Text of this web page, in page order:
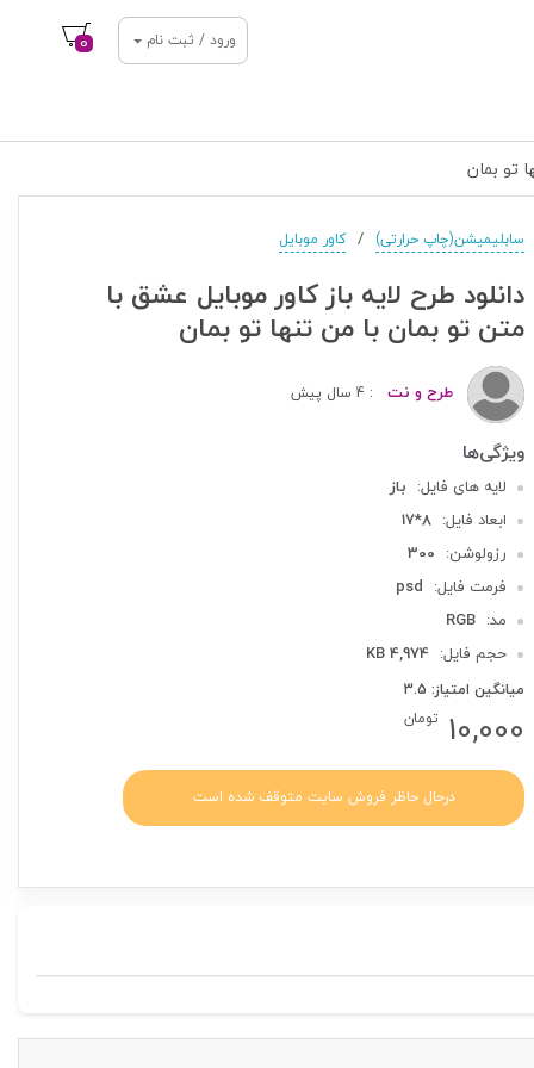
ورود / ثبت نام 0
تو بمان
سابلیمیشن(چاپ حرارتی) / کاور موبایل
دانلود طرح لایه باز کاور موبایل عشق با
متن تو بمان با من تنها تو بمان
طرح و نت : 4 سال پیش
لایه های فایل: باز
ابعاد فایل: 8*17
رزولوشن: 300
فرمت فایل: psd
مد: RGB
حجم فایل: 4,974 KB
میانگین امتیاز: 3.5
10,000 تومان
درحال حاظر فروش سایت متوقف شده است